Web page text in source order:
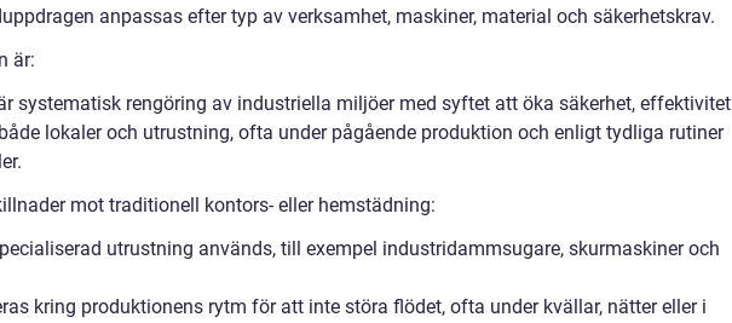
anpassas efter typ av verksamhet, maskiner, material och säkerhetskrav.
är:
systematisk rengöring av industriella miljöer med syftet att öka säkerhet, effektivitet
lokaler och utrustning, ofta under pågående produktion och enligt tydliga rutiner
mot traditionell kontors- eller hemstädning:
utrustning används, till exempel industridammsugare, skurmaskiner och
kring produktionens rytm för att inte störa flödet, ofta under kvällar, nätter eller i